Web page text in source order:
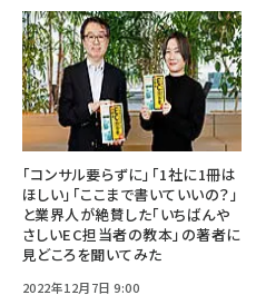
「コンサル要らずに」「1社に1冊は
ほしい」「ここまで書いていいの？」
と業界人が絶賛した「いちばんや
さしいEC担当者の教本」の著者に
見どころを聞いてみた
2022年12月7日 9:00